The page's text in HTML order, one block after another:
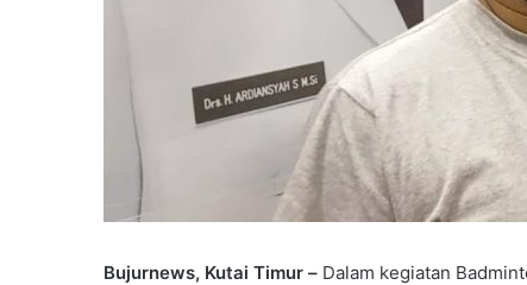
Bujurnews, Kutai Timur – Dalam kegiatan